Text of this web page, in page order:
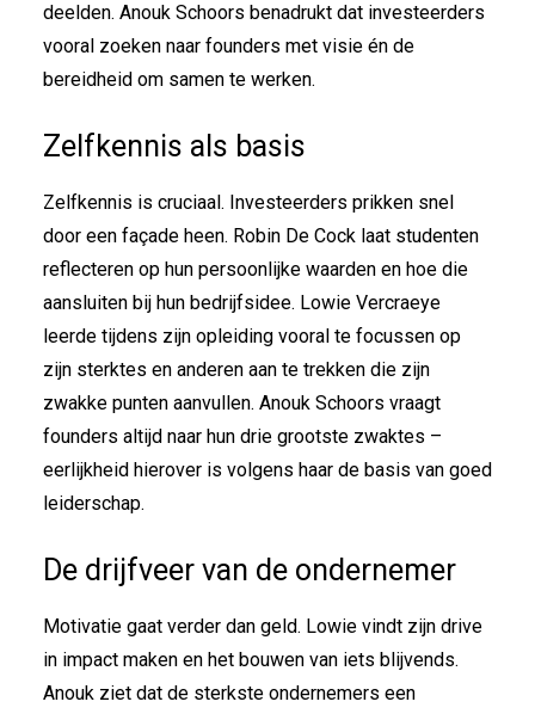
deelden. Anouk Schoors benadrukt dat investeerders
vooral zoeken naar founders met visie én de
bereidheid om samen te werken.
Zelfkennis als basis
Zelfkennis is cruciaal. Investeerders prikken snel
door een façade heen. Robin De Cock laat studenten
reflecteren op hun persoonlijke waarden en hoe die
aansluiten bij hun bedrijfsidee. Lowie Vercraeye
leerde tijdens zijn opleiding vooral te focussen op
zijn sterktes en anderen aan te trekken die zijn
zwakke punten aanvullen. Anouk Schoors vraagt
founders altijd naar hun drie grootste zwaktes –
eerlijkheid hierover is volgens haar de basis van goed
leiderschap.
De drijfveer van de ondernemer
Motivatie gaat verder dan geld. Lowie vindt zijn drive
in impact maken en het bouwen van iets blijvends.
Anouk ziet dat de sterkste ondernemers een